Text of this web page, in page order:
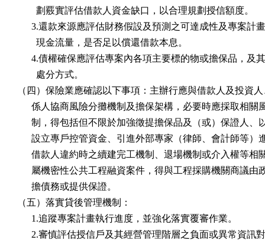
        劃覈實評估借款人資金缺口，以合理規劃授信額度。
3.還款來源應評估財務假設及預測之可達成性及專案計
        現金流量，是否足以償還借款本息。
4.債權確保應評估專案內各項主要標的物或擔保品，及
        處分方式。
（四）保險業應確認以下事項：主辦行應與借款人及投資
係人協商風險分攤機制及擔保架構，必要時應採取相關
制，得包括但不限於加強徵提擔保品及（或）保證人、
設立專戶控管資金、引進外部專家（律師、會計師等）
借款人違約時之續建完工機制、退場機制或介入權等相
屬機密性公共工程融資案件，得與工程採購機關商議由
      擔債務或提供保證。
（五）落實貸後管理機制：
      1.追蹤專案計畫執行進度，並強化落實覆審作業。
2.審慎評估授信戶及其經營管理階層之負面或異常資訊